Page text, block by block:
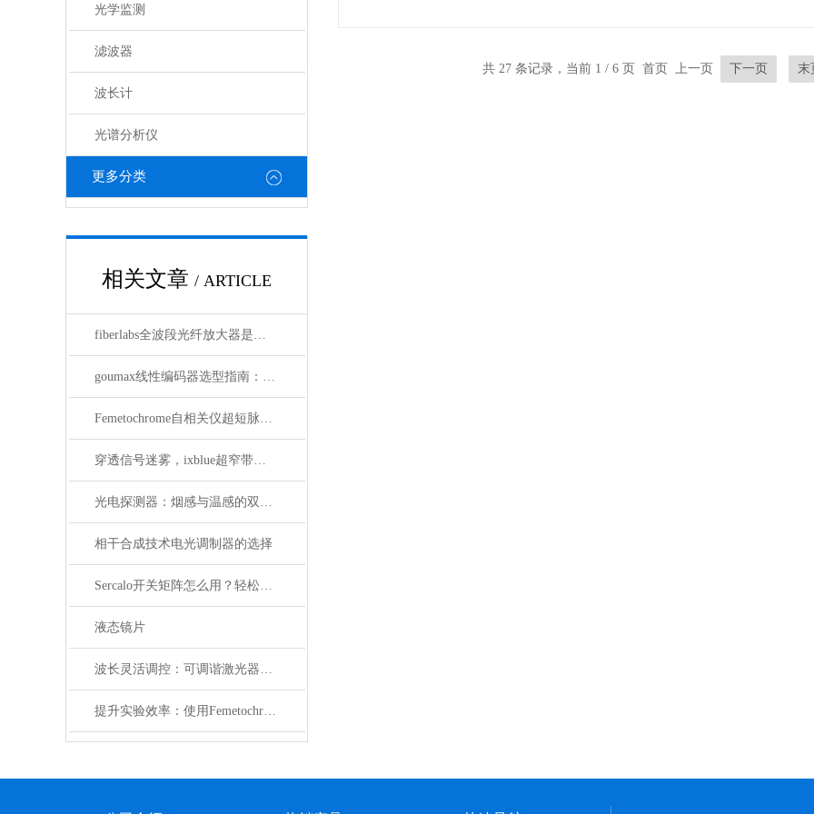
光学监测
滤波器
波长计
光谱分析仪
更多分类
相关文章 / ARTICLE
fiberlabs全波段光纤放大器是：拓展光通信领域的发展
goumax线性编码器选型指南：分辨率、行程与安装方式全覆盖
Femetochrome自相关仪超短脉冲测量的“时间显微镜”
穿透信号迷雾，ixblue超窄带宽滤波器如何重塑精密光学通信边界
光电探测器：烟感与温感的双重角色
相干合成技术电光调制器的选择
Sercalo开关矩阵怎么用？轻松实现光路智能切换
液态镜片
波长灵活调控：可调谐激光器在WDM系统中的应用解析
提升实验效率：使用Femetochrome快速扫描自相关仪的优势
共 27 条记录，当前 1 / 6 页 首页 上一页 下一页 末